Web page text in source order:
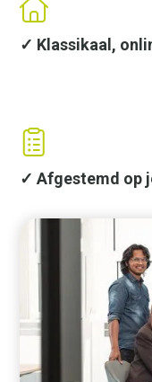
✓ Klassikaal,
✓ Afgestemd op